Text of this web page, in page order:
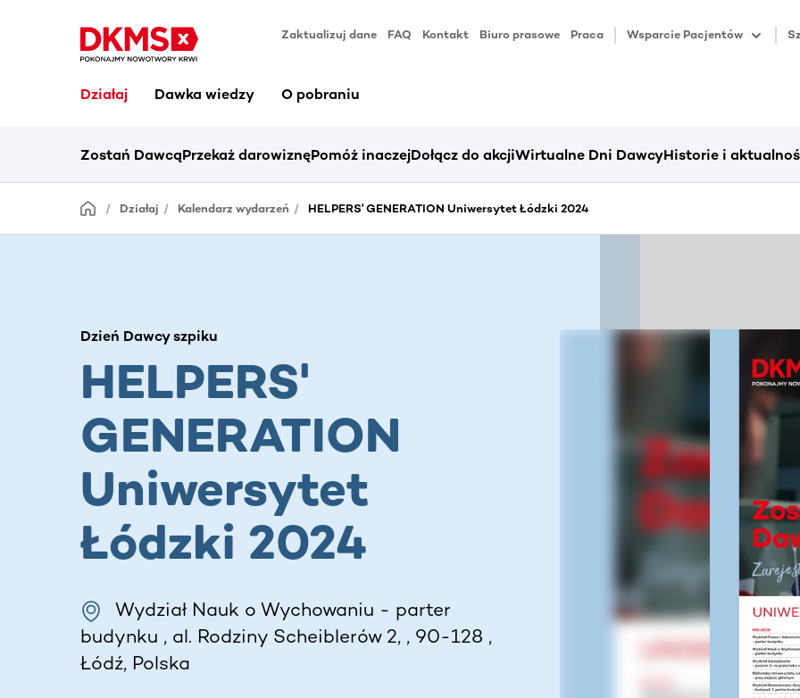
Zaktualizuj dane FAQ Kontakt Biuro prasowe Praca Wsparcie Pacjentów
Działaj Dawka wiedzy O pobraniu
Zostań DawcąPrzekaż darowiznęPomóż inaczejDołącz do akcjiWirtualne Dni DawcyHistorie i
Działaj Kalendarz wydarzeń HELPERS' GENERATION Uniwersytet Łódzki 2024
Dzień Dawcy szpiku
HELPERS'
GENERATION
Uniwersytet
Łódzki 2024
Wydział Nauk o Wychowaniu - parter
budynku , al. Rodziny Scheiblerów 2, , 90-128 ,
Łódź, Polska